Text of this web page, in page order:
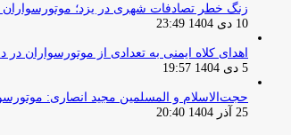
زنگ خطر تصادفات شهری در یزد؛ موتورسواران
10 دی 1404 23:49
اهدای کلاه ایمنی به تعدادی از موتورسواران در
5 دی 1404 19:57
حجت‌الاسلام و المسلمین مجید انصاری:
25 آذر 1404 20:40